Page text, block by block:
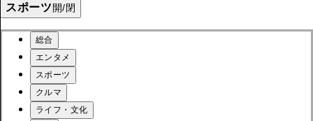
スポーツ開/閉
総合
エンタメ
スポーツ
クルマ
ライフ・文化